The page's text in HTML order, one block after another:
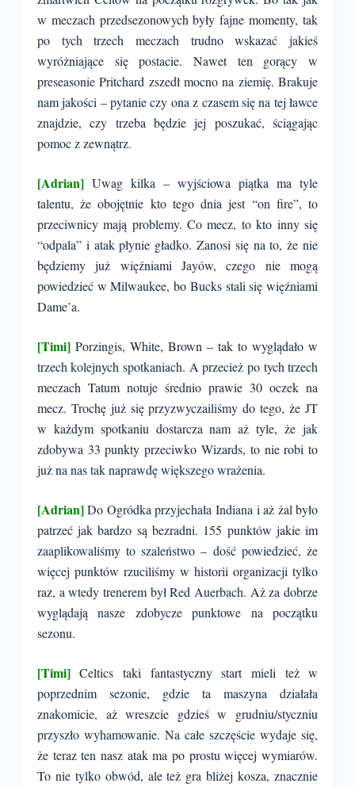
w meczach przedsezonowych były fajne momenty, tak
po tych trzech meczach trudno wskazać jakieś
wyróżniające się postacie. Nawet ten gorący w
preseasonie Pritchard zszedł mocno na ziemię. Brakuje
nam jakości – pytanie czy ona z czasem się na tej ławce
znajdzie, czy trzeba będzie jej poszukać, ściągając
pomoc z zewnątrz.
[Adrian] Uwag kilka – wyjściowa piątka ma tyle
talentu, że obojętnie kto tego dnia jest “on fire”, to
przeciwnicy mają problemy. Co mecz, to kto inny się
“odpala” i atak płynie gładko. Zanosi się na to, że nie
będziemy już więźniami Jayów, czego nie mogą
powiedzieć w Milwaukee, bo Bucks stali się więźniami
Dame’a.
[Timi] Porzingis, White, Brown – tak to wyglądało w
trzech kolejnych spotkaniach. A przecież po tych trzech
meczach Tatum notuje średnio prawie 30 oczek na
mecz. Trochę już się przyzwyczailiśmy do tego, że JT
w każdym spotkaniu dostarcza nam aż tyle, że jak
zdobywa 33 punkty przeciwko Wizards, to nie robi to
już na nas tak naprawdę większego wrażenia.
[Adrian]Do Ogródka przyjechała Indiana i aż żal było
patrzeć jak bardzo są bezradni. 155 punktów jakie im
zaaplikowaliśmy to szaleństwo – dość powiedzieć, że
więcej punktów rzuciliśmy w historii organizacji tylko
raz, a wtedy trenerem był Red Auerbach. Aż za dobrze
wyglądają nasze zdobycze punktowe na początku
sezonu.
[Timi]Celtics taki fantastyczny start mieli też w
poprzednim sezonie, gdzie ta maszyna działała
znakomicie, aż wreszcie gdzieś w grudniu/styczniu
przyszło wyhamowanie. Na całe szczęście wydaje się,
że teraz ten nasz atak ma po prostu więcej wymiarów.
To nie tylko obwód, ale też gra bliżej kosza, znacznie